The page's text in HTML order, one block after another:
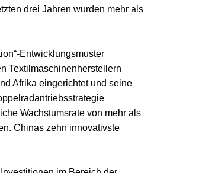
drei Jahren wurden mehr als
Entwicklungsmuster
Textilmaschinenherstellern
Afrika eingerichtet und seine
Wachstumsrate von mehr als
Chinas zehn innovativste